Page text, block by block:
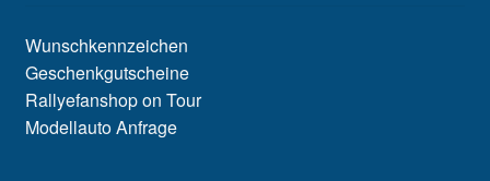
Wunschkennzeichen
Geschenkgutscheine
Rallyefanshop on Tour
Modellauto Anfrage